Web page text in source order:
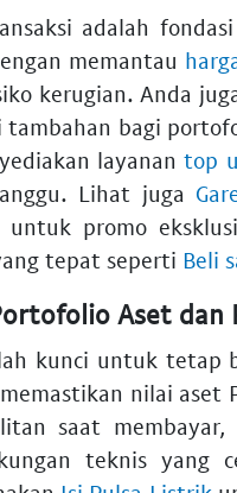
adalah
memantau
kerugian. Anda
tambahan bagi
layanantop
Lihat juga
promo
tepat seperti Beli
Aset dan
kunci untuk tetap
nilai aset
saat
teknis yang